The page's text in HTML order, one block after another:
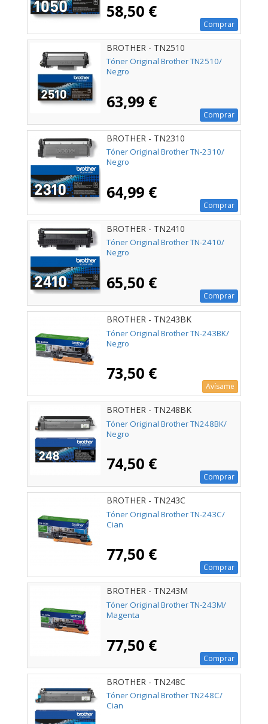
58,50 €
Comprar
BROTHER - TN2510
Tóner Original Brother TN2510/
Negro
63,99 €
Comprar
BROTHER - TN2310
Tóner Original Brother TN-2310/
Negro
64,99 €
Comprar
BROTHER - TN2410
Tóner Original Brother TN-2410/
Negro
65,50 €
Comprar
BROTHER - TN243BK
Tóner Original Brother TN-243BK/
Negro
73,50 €
Avísame
BROTHER - TN248BK
Tóner Original Brother TN248BK/
Negro
74,50 €
Comprar
BROTHER - TN243C
Tóner Original Brother TN-243C/
Cian
77,50 €
Comprar
BROTHER - TN243M
Tóner Original Brother TN-243M/
Magenta
77,50 €
Comprar
BROTHER - TN248C
Tóner Original Brother TN248C/
Cian